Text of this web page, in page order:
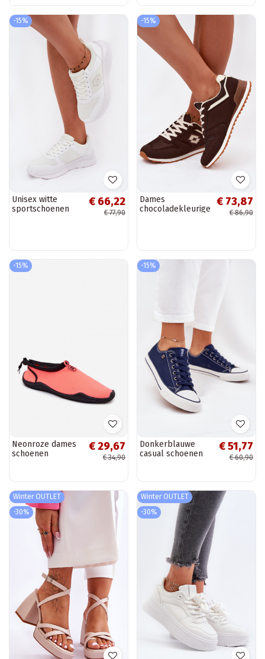
kleuren
-15%
Unisex witte
sportschoenen
€ 66,22
€ 77,90
-15%
Dames
chocoladekleurige
€ 73,87
€ 86,90
-15%
Neonroze dames
schoenen
€ 29,67
€ 34,90
-15%
Donkerblauwe
casual schoenen
€ 51,77
€ 60,90
Winter OUTLET
-30%
Winter OUTLET
-30%